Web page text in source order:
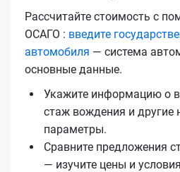
Рассчитайте стоимость с
ОСАГО : введите
автомобиля — система
основные данные.
Укажите информацию о
стаж вождения и другие
параметры.
Сравните предложения
— изучите цены и